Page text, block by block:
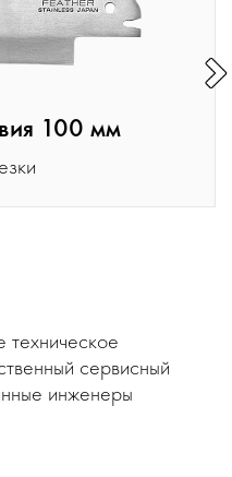
100 мм
техническое
сервисный
инженеры